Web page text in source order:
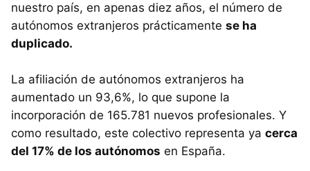
nuestro país, en apenas diez años, el número de
autónomos extranjeros prácticamente se ha
duplicado.
La afiliación de autónomos extranjeros ha
aumentado un 93,6%, lo que supone la
incorporación de 165.781 nuevos profesionales. Y
como resultado, este colectivo representa ya cerca
del 17% de los autónomos en España.